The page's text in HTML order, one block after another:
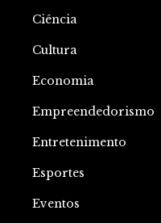
Ciência
Cultura
Economia
Empreendedorismo
Entretenimento
Esportes
Eventos